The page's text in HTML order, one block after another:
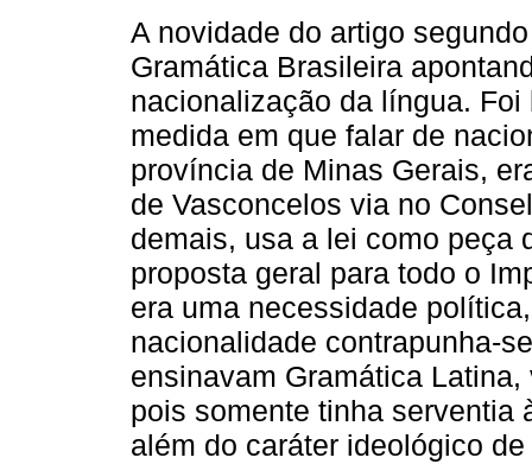
A novidade do artigo
Gramática Brasileira
nacionalização da língua.
medida em que falar de
província de Minas Gerais,
de Vasconcelos via no
demais, usa a lei como peça
proposta geral para todo o
era uma necessidade
nacionalidade contrapunha-
ensinavam Gramática
pois somente tinha serventia
além do caráter ideológico